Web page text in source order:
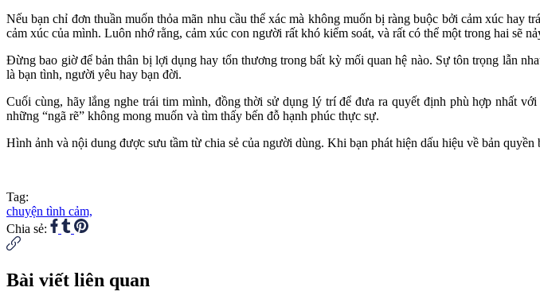
Nếu bạn chỉ đơn thuần muốn thỏa mãn nhu cầu thể xác mà không muốn bị ràng buộc bởi cảm xúc
cảm xúc của mình. Luôn nhớ rằng, cảm xúc con người rất khó kiểm soát, và rất có thể một trong hai sẽ
Đừng bao giờ để bản thân bị lợi dụng hay tổn thương trong bất kỳ mối quan hệ nào. Sự tôn trọng lẫn
là bạn tình, người yêu hay bạn đời.
Cuối cùng, hãy lắng nghe trái tim mình, đồng thời sử dụng lý trí để đưa ra quyết định phù hợp nhất
những “ngã rẽ” không mong muốn và tìm thấy bến đỗ hạnh phúc thực sự.
Hình ảnh và nội dung được sưu tầm từ chia sẻ của người dùng. Khi bạn phát hiện dấu hiệu về bản
Tag:
chuyện tình cảm,
Chia sẻ:
Bài viết liên quan